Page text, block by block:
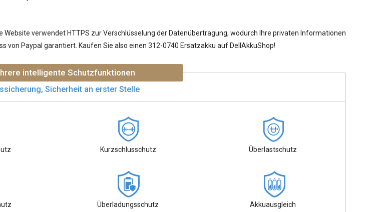
verwendet HTTPS zur Verschlüsselung der Datenübertragung, wodurch Ihre privaten Informationen
Paypal garantiert. Kaufen Sie also einen 312-0740 Ersatzakku auf DellAkkuShop!
intelligente Schutzfunktionen
Sicherheit an erster Stelle
Kurzschlusschutz Überlastschutz
Überladungsschutz Akkuausgleich